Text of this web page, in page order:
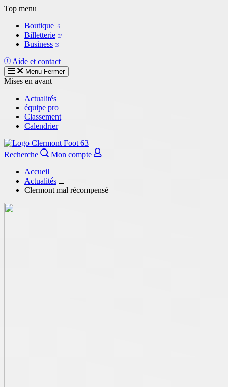
Aller
contenu
principal
Top menu
Boutique
Billetterie
Business
Aide et contact
Menu Fermer
Mises en avant
Actualités
équipe pro
Classement
Calendrier
Recherche
Mon compte
Accueil
Actualités
Clermont mal récompensé